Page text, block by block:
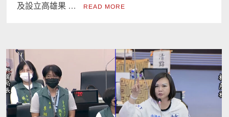
及設立高雄果 … READ MORE